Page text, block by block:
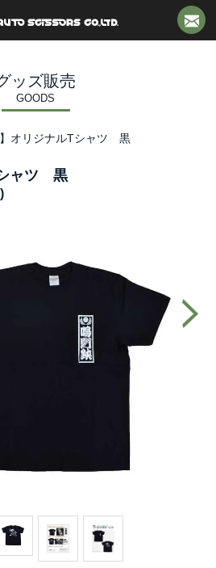
ッズ販売
GOODS
】オリジナルTシャツ 黒
シャツ 黒